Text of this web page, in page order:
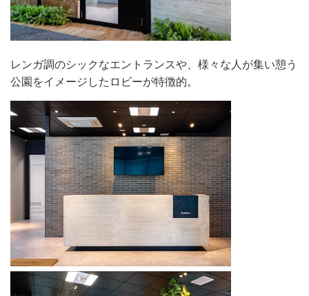
レンガ調のシックなエントランスや、様々な人が集い憩う
公園をイメージしたロビーが特徴的。